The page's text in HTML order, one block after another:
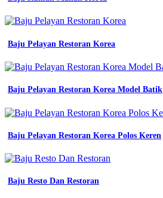
pria
baju
atasan
pdh
seragam
pria
kab
bandung
seragam
pria
atasan
Baju Pelayan Restoran Korea
Baju Pelayan Restoran Korea Model Batik
Baju Pelayan Restoran Korea Polos Keren
Baju Resto Dan Restoran